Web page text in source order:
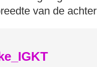
van de